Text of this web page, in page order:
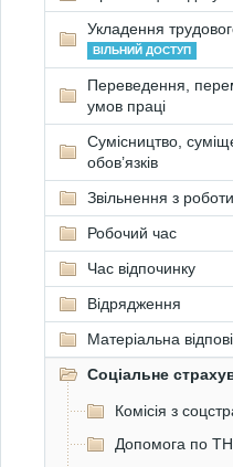
Укладення
ВІЛЬНИЙ ДОСТУП
Переведення,
умов праці
Сумісництво,
обов’язків
Звільнення з роботи
Робочий час
Час відпочинку
Відрядження
Матеріальна
Соціальне
Комісія з
Допомога по ТН